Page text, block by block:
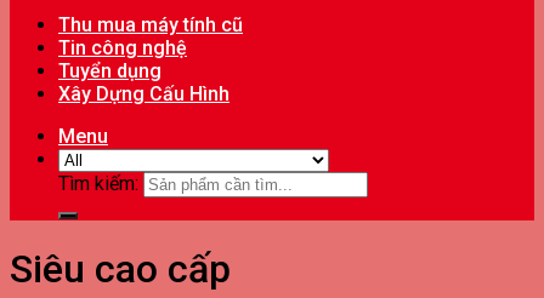
Thu mua máy tính cũ
Tin công nghệ
Tuyển dụng
Xây Dựng Cấu Hình
Menu
Tìm kiếm:
Siêu cao cấp